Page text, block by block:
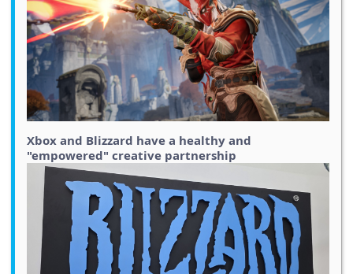
Xbox and Blizzard have a healthy and
"empowered" creative partnership